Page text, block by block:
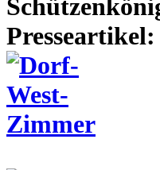
Presseartikel: